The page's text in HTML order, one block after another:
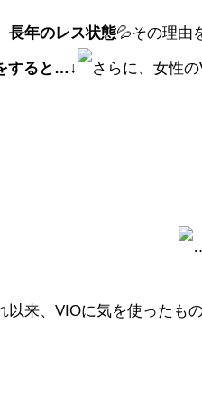
長年のレス状態💦その理由
すると…↓ さらに、女性
以来、VIOに気を使ったも